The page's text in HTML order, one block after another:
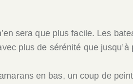
sera que plus facile. Les
plus de sérénité que jusqu’à
en bas, un coup de